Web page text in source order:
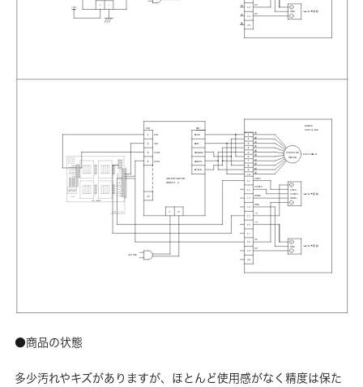
●商品の状態
多少汚れやキズがありますが、ほとんど使用感がなく精度は保た